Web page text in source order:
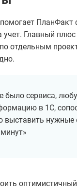
учет. Главный
отдельным
было сервиса,
в 1С,
выставить